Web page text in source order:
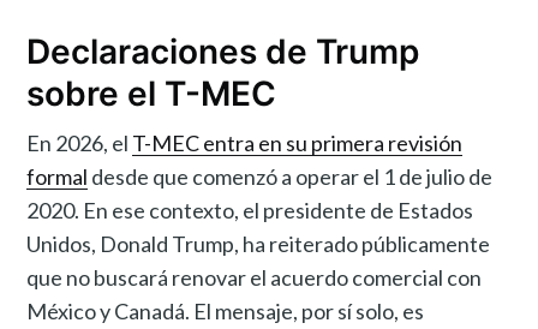
Declaraciones de Trump
sobre el T-MEC
En 2026, el T-MEC entra en su primera revisión
formal desde que comenzó a operar el 1 de julio de
2020. En ese contexto, el presidente de Estados
Unidos, Donald Trump, ha reiterado públicamente
que no buscará renovar el acuerdo comercial con
México y Canadá. El mensaje, por sí solo, es